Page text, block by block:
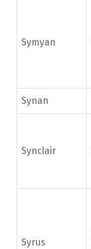
Symyan
Synan
Synclair
Syrus